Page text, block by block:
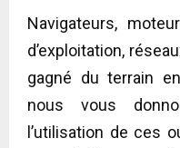
Navigateurs,
d’exploitation,
gagné du terrain
nous vous
l’utilisation de ces